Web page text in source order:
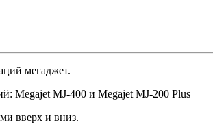
мегаджет.
Megajet MJ-400 и Megajet MJ-200 Plus
вверх и вниз.